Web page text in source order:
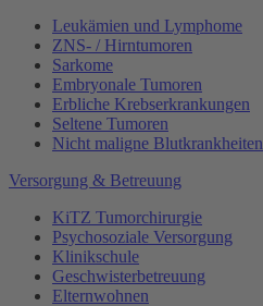
Leukämien und Lymphome
ZNS- / Hirntumoren
Sarkome
Embryonale Tumoren
Erbliche Krebserkrankungen
Seltene Tumoren
Nicht maligne Blutkrankheiten
Versorgung & Betreuung
KiTZ Tumorchirurgie
Psychosoziale Versorgung
Klinikschule
Geschwisterbetreuung
Elternwohnen